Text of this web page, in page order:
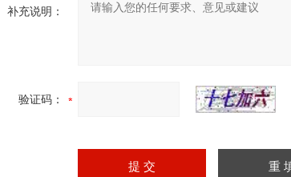
补充说明：
验证码：